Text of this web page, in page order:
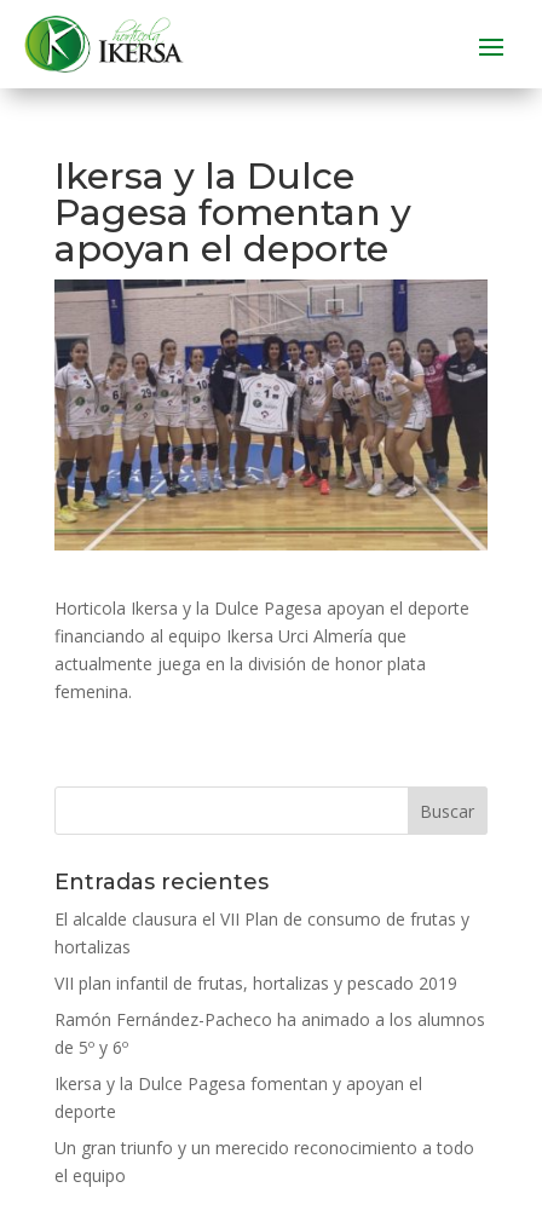
Ikersa y la Dulce
Pagesa fomentan y
apoyan el deporte
Horticola Ikersa y la Dulce Pagesa apoyan el deporte
financiando al equipo Ikersa Urci Almería que
actualmente juega en la división de honor plata
femenina.
Entradas recientes
El alcalde clausura el VII Plan de consumo de frutas y
hortalizas
VII plan infantil de frutas, hortalizas y pescado 2019
Ramón Fernández-Pacheco ha animado a los alumnos
de 5º y 6º
Ikersa y la Dulce Pagesa fomentan y apoyan el
deporte
Un gran triunfo y un merecido reconocimiento a todo
el equipo